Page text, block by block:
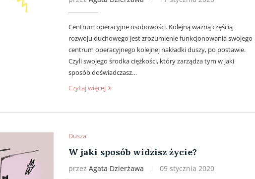
Centrum operacyjne osobowości. Kolejną ważną częścią
rozwoju duchowego jest zrozumienie funkcjonowania swojego
centrum operacyjnego kolejnej nakładki duszy, po postawie.
Czyli swojego środka ciężkości, który zarządza tym w jaki
sposób doświadczasz…
Czytaj więcej
Dusza
W jaki sposób widzisz życie?
przez Agata Dzierżawa 09 stycznia 2020